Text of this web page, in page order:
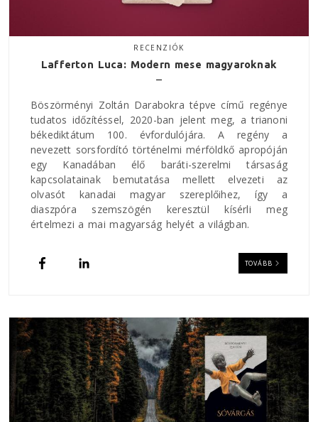
RECENZIÓK
Lafferton Luca: Modern mese magyaroknak
Böszörményi Zoltán Darabokra tépve című regénye
tudatos időzítéssel, 2020-ban jelent meg, a trianoni
békediktátum 100. évfordulójára. A regény a
nevezett sorsfordító történelmi mérföldkő apropóján
egy Kanadában élő baráti-szerelmi társaság
kapcsolatainak bemutatása mellett elvezeti az
olvasót kanadai magyar szereplőihez, így a
diaszpóra szemszögén keresztül kísérli meg
értelmezi a mai magyarság helyét a világban.
TOVÁBB